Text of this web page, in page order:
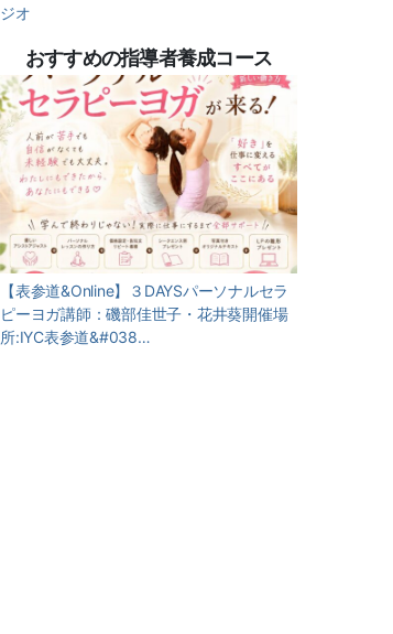
ジオ
おすすめの指導者養成コース
【表参道&Online】３DAYSパーソナルセラ
ピーヨガ講師：磯部佳世子・花井葵開催場
所:IYC表参道&#038…